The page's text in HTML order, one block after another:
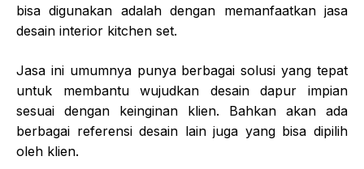
bisa digunakan adalah dengan memanfaatkan jasa
desain interior kitchen set.
Jasa ini umumnya punya berbagai solusi yang tepat
untuk membantu wujudkan desain dapur impian
sesuai dengan keinginan klien. Bahkan akan ada
berbagai referensi desain lain juga yang bisa dipilih
oleh klien.